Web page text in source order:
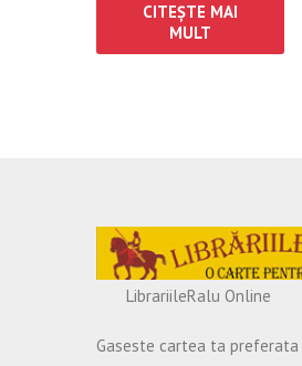
CITEȘTE MAI
MULT
LibrariileRalu Online
Gaseste cartea ta preferata